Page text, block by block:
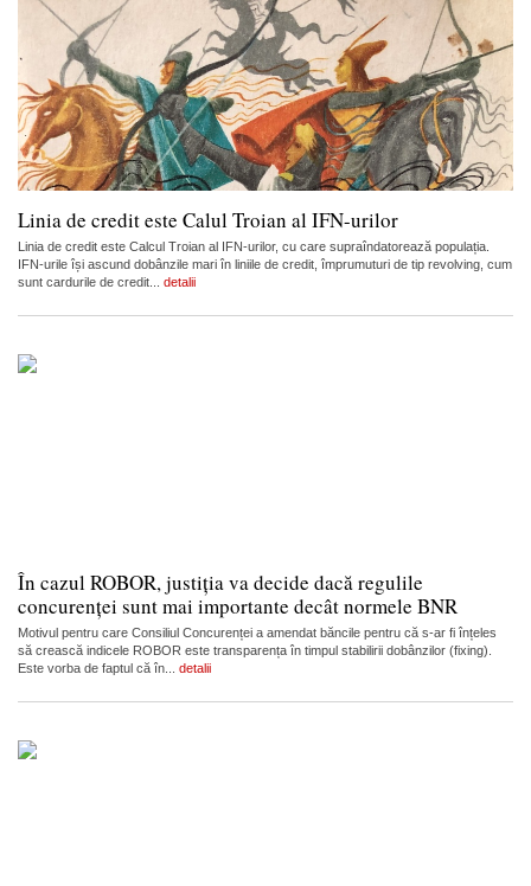
Linia de credit este Calul Troian al IFN-urilor
Linia de credit este Calcul Troian al IFN-urilor, cu care supraîndatorează populația.
IFN-urile își ascund dobânzile mari în liniile de credit, împrumuturi de tip revolving, cum
sunt cardurile de credit... detalii
În cazul ROBOR, justiția va decide dacă regulile
concurenței sunt mai importante decât normele BNR
Motivul pentru care Consiliul Concurenței a amendat băncile pentru că s-ar fi înțeles
să crească indicele ROBOR este transparența în timpul stabilirii dobânzilor (fixing).
Este vorba de faptul că în... detalii